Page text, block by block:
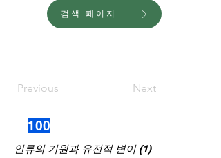
검색 페이지
Previous Next
100
인류의 기원과 유전적 변이 (1)